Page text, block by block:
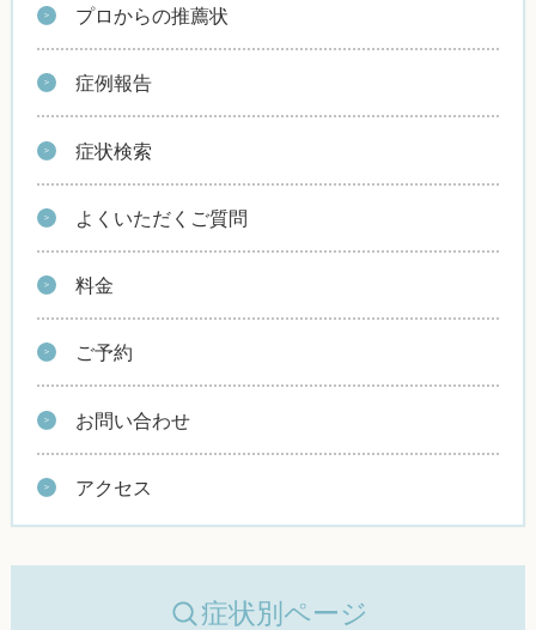
プロからの推薦状
症例報告
症状検索
よくいただくご質問
料金
ご予約
お問い合わせ
アクセス
症状別ページ